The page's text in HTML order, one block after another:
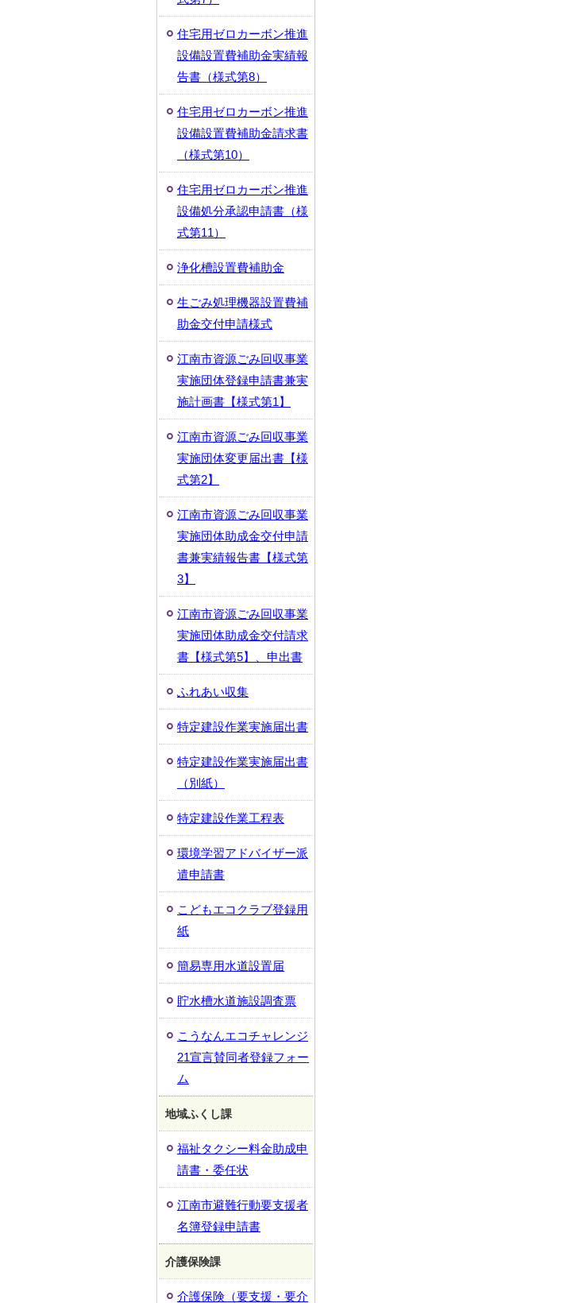
住宅用ゼロカーボン推進
設備設置費補助金実績報
告書（様式第8）
住宅用ゼロカーボン推進
設備設置費補助金請求書
（様式第10）
住宅用ゼロカーボン推進
設備処分承認申請書（様
式第11）
浄化槽設置費補助金
生ごみ処理機器設置費補
助金交付申請様式
江南市資源ごみ回収事業
実施団体登録申請書兼実
施計画書【様式第1】
江南市資源ごみ回収事業
実施団体変更届出書【様
式第2】
江南市資源ごみ回収事業
実施団体助成金交付申請
書兼実績報告書【様式第
3】
江南市資源ごみ回収事業
実施団体助成金交付請求
書【様式第5】、申出書
ふれあい収集
特定建設作業実施届出書
特定建設作業実施届出書
（別紙）
特定建設作業工程表
環境学習アドバイザー派
遣申請書
こどもエコクラブ登録用
紙
簡易専用水道設置届
貯水槽水道施設調査票
こうなんエコチャレンジ
21宣言賛同者登録フォー
ム
地域ふくし課
福祉タクシー料金助成申
請書・委任状
江南市避難行動要支援者
名簿登録申請書
介護保険課
介護保険（要支援・要介